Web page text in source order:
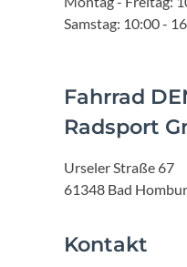
Samstag: 10:00 -
Fahrrad
Radsport
Urseler Straße 67
61348 Bad
Kontakt